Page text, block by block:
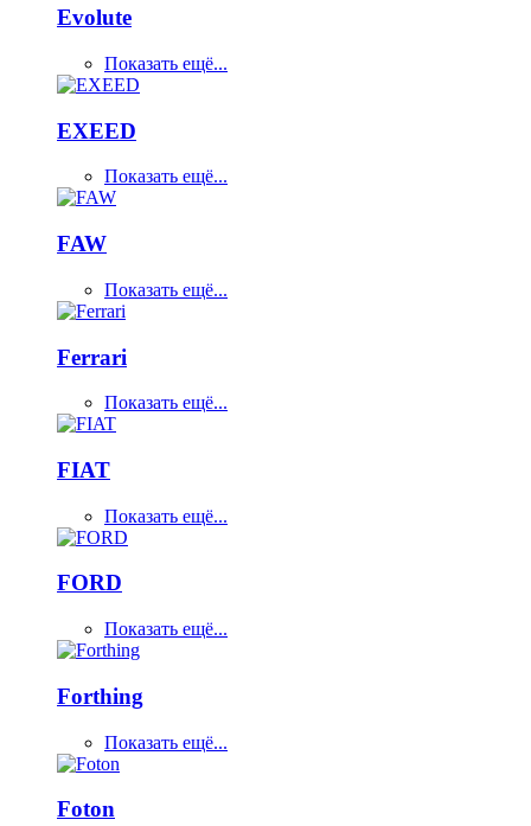
Evolute
Показать ещё...
EXEED
Показать ещё...
FAW
Показать ещё...
Ferrari
Показать ещё...
FIAT
Показать ещё...
FORD
Показать ещё...
Forthing
Показать ещё...
Foton